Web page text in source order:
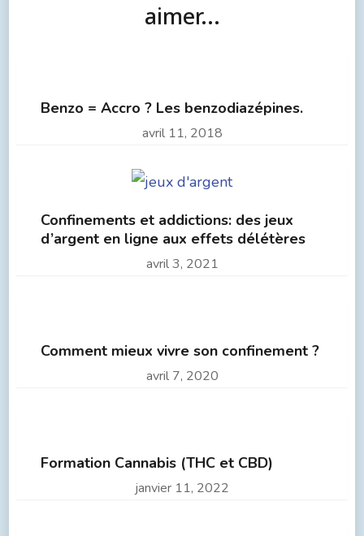
aimer...
Benzo = Accro ? Les benzodiazépines.
avril 11, 2018
Confinements et addictions: des jeux
d’argent en ligne aux effets délétères
avril 3, 2021
Comment mieux vivre son confinement ?
avril 7, 2020
Formation Cannabis (THC et CBD)
janvier 11, 2022